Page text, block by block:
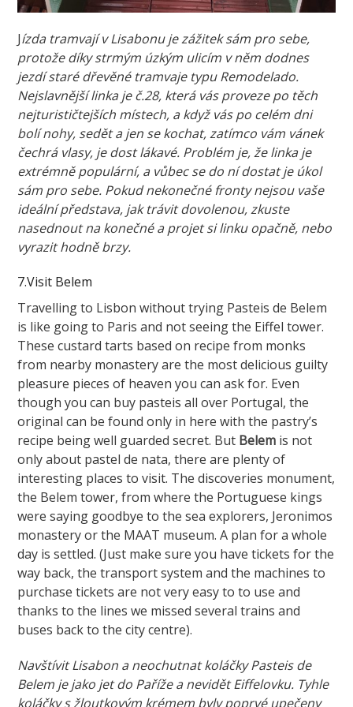
Jízda tramvají v Lisabonu je zážitek sám pro sebe,
protože díky strmým úzkým ulicím v něm dodnes
jezdí staré dřevěné tramvaje typu Remodelado.
Nejslavnější linka je č.28, která vás proveze po těch
nejturističtejších místech, a když vás po celém dni
bolí nohy, sedět a jen se kochat, zatímco vám vánek
čechrá vlasy, je dost lákavé. Problém je, že linka je
extrémně populární, a vůbec se do ní dostat je úkol
sám pro sebe. Pokud nekonečné fronty nejsou vaše
ideální představa, jak trávit dovolenou, zkuste
nasednout na konečné a projet si linku opačně, nebo
vyrazit hodně brzy.
7.Visit Belem
Travelling to Lisbon without trying Pasteis de Belem
is like going to Paris and not seeing the Eiffel tower.
These custard tarts based on recipe from monks
from nearby monastery are the most delicious guilty
pleasure pieces of heaven you can ask for. Even
though you can buy pasteis all over Portugal, the
original can be found only in here with the pastry’s
recipe being well guarded secret. But Belem is not
only about pastel de nata, there are plenty of
interesting places to visit. The discoveries monument,
the Belem tower, from where the Portuguese kings
were saying goodbye to the sea explorers, Jeronimos
monastery or the MAAT museum. A plan for a whole
day is settled. (Just make sure you have tickets for the
way back, the transport system and the machines to
purchase tickets are not very easy to to use and
thanks to the lines we missed several trains and
buses back to the city centre).
Navštívit Lisabon a neochutnat koláčky Pasteis de
Belem je jako jet do Paříže a nevidět Eiffelovku. Tyhle
koláčky s žloutkovým krémem byly poprvé upečeny